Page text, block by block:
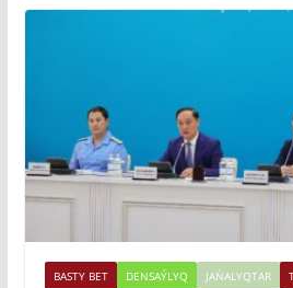
BASTY BET DENSAÝLYQ JAŃALYQTAR